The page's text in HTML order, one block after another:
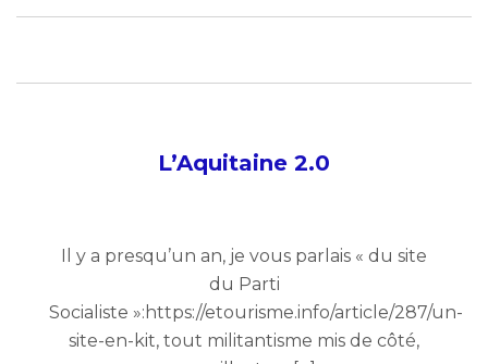
L’Aquitaine 2.0
Il y a presqu’un an, je vous parlais « du site
du Parti
Socialiste »:https://etourisme.info/article/287/un-
site-en-kit, tout militantisme mis de côté,